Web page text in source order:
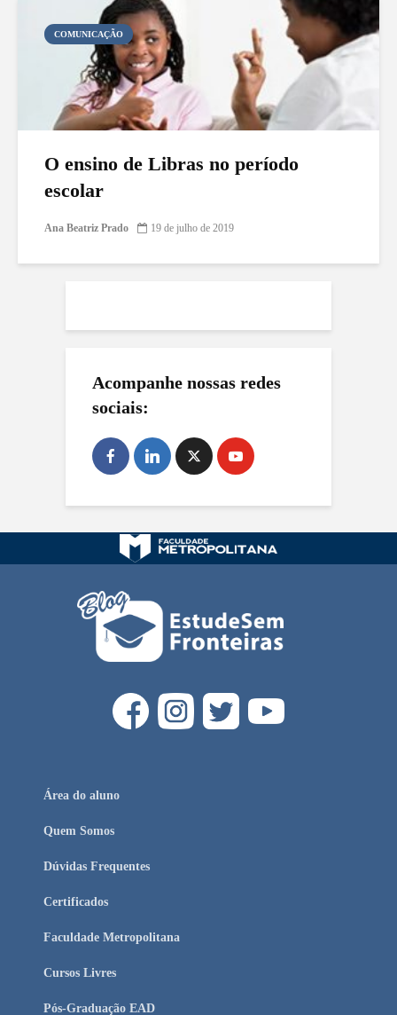
COMUNICAÇÃO
O ensino de Libras no período
escolar
Ana Beatriz Prado 19 de julho de 2019
Acompanhe nossas redes
sociais:
Área do aluno
Quem Somos
Dúvidas Frequentes
Certificados
Faculdade Metropolitana
Cursos Livres
Pós-Graduação EAD